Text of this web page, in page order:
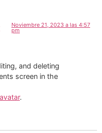
Noviembre 21, 2023 a las 4:57
pm
and deleting
screen in the
.